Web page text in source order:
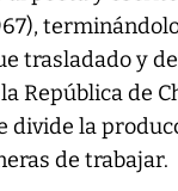
trasladado y
República de
divide la
de trabajar.